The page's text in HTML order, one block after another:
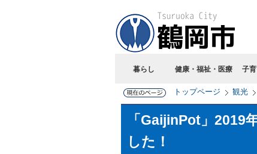
暮らし 健康・福祉・医療 子
トップページ 観光
「GaijinPot」2019
した！